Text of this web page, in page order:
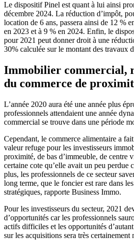
Le dispositif Pinel est quant à lui ainsi
décembre 2024. La réduction d’impôt,
location de 6 ans, passera ainsi de 12 %
en 2023 et à 9 % en 2024. Enfin, le
pour 2021 peut donner droit à une
30% calculée sur le montant des travaux
Immobilier commercial,
du commerce de
L’année 2020 aura été une année plus
professionnels attendaient une année
commercial se trouve dans une période
Cependant, le commerce alimentaire a
valeur refuge pour les investisseurs
proximité, de bas d’immeuble, de centre
certaine cote qu’elle avait un peu perdue
plus, les professionnels de ce secteur
long terme, que le foncier est rare dans
stratégiques, rapporte Business Immo.
Pour les investisseurs du secteur, 2021
d’opportunités car les professionnels
actifs difficiles et les opportunités
sur les acquisitions sera très certainement